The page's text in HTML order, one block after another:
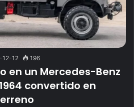
12-12 196
en un Mercedes-Benz
convertido en